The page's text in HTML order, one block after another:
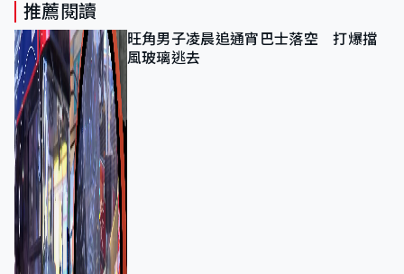
推薦閱讀
旺角男子凌晨追通宵巴士落空 打爆擋
風玻璃逃去